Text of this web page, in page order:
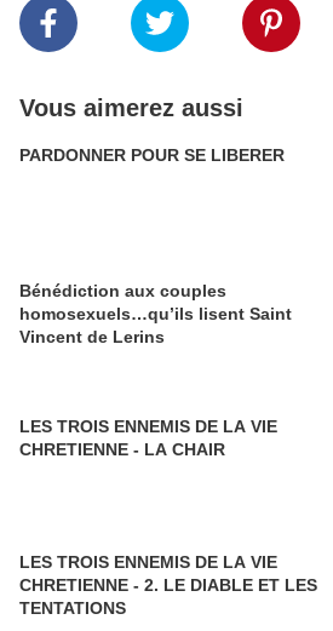
Vous aimerez aussi
PARDONNER POUR SE LIBERER
Bénédiction aux couples
homosexuels…qu’ils lisent Saint
Vincent de Lerins
LES TROIS ENNEMIS DE LA VIE
CHRETIENNE - LA CHAIR
LES TROIS ENNEMIS DE LA VIE
CHRETIENNE - 2. LE DIABLE ET LES
TENTATIONS